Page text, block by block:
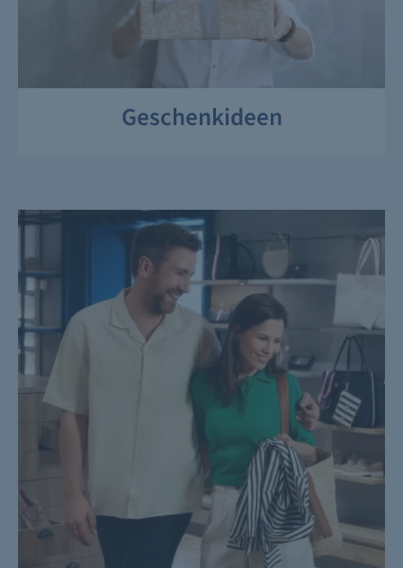
Geschenkideen